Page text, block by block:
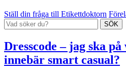
Ställ din fråga till Etikettdoktorn
Dresscode – jag ska
innebär smart casual?